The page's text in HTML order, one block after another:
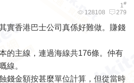
1#
128108 279
實香港巴士公司真係好難做。賺錢
的主線，連過海線共176條。仲有
線。
錢金額按甚麼單位計算，但從當時